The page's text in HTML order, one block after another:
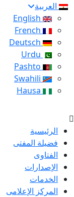
العربية
الرئيسية
فضيلة المفتى
الفتاوى
الإصدارات
الخدمات
المركز الإعلامى